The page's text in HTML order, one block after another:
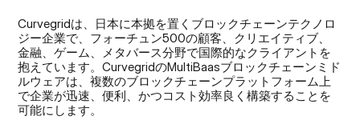
Curvegridは、日本に本拠を置くブロックチェーンテクノロ
ジー企業で、フォーチュン500の顧客、クリエイティブ、
金融、ゲーム、メタバース分野で国際的なクライアントを
抱えています。CurvegridのMultiBaasブロックチェーンミド
ルウェアは、複数のブロックチェーンプラットフォーム上
で企業が迅速、便利、かつコスト効率良く構築することを
可能にします。